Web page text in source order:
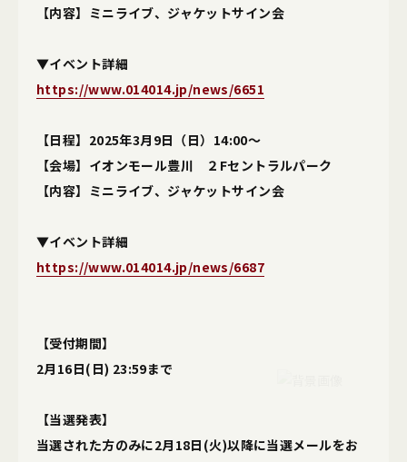
【内容】ミニライブ、ジャケットサイン会
▼イベント詳細
https://www.014014.jp/news/6651
【日程】2025年3月9日（日）14:00～
【会場】イオンモール豊川 ２Fセントラルパーク
【内容】ミニライブ、ジャケットサイン会
▼イベント詳細
https://www.014014.jp/news/6687
【受付期間】
2月16日(日) 23:59まで
【当選発表】
当選された方のみに2月18日(火)以降に当選メールをお